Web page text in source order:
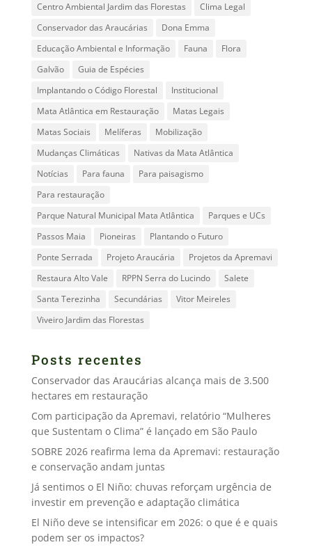
Centro Ambiental Jardim das Florestas
Clima Legal
Conservador das Araucárias
Dona Emma
Educação Ambiental e Informação
Fauna
Flora
Galvão
Guia de Espécies
Implantando o Código Florestal
Institucional
Mata Atlântica em Restauração
Matas Legais
Matas Sociais
Melíferas
Mobilização
Mudanças Climáticas
Nativas da Mata Atlântica
Notícias
Para fauna
Para paisagismo
Para restauração
Parque Natural Municipal Mata Atlântica
Parques e UCs
Passos Maia
Pioneiras
Plantando o Futuro
Ponte Serrada
Projeto Araucária
Projetos da Apremavi
Restaura Alto Vale
RPPN Serra do Lucindo
Salete
Santa Terezinha
Secundárias
Vitor Meireles
Viveiro Jardim das Florestas
Posts recentes
Conservador das Araucárias alcança mais de 3.500
hectares em restauração
Com participação da Apremavi, relatório “Mulheres
que Sustentam o Clima” é lançado em São Paulo
SOBRE 2026 reafirma lema da Apremavi: restauração
e conservação andam juntas
Já sentimos o El Niño: chuvas reforçam urgência de
investir em prevenção e adaptação climática
El Niño deve se intensificar em 2026: o que é e quais
podem ser os impactos?